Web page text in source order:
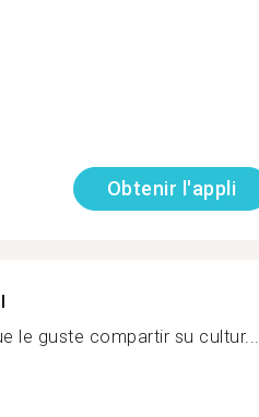
Obtenir l'appli
le guste compartir su cultur...